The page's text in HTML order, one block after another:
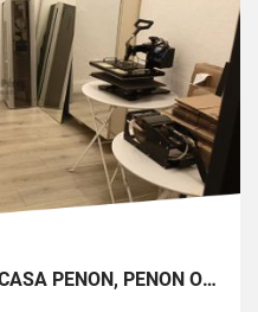
ALQUILER LOCAL 9 MTS2 CASA PEÑON, PEÑON OESTE DE CALI A-166